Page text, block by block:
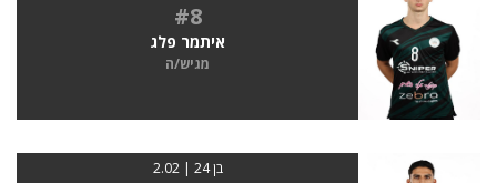
#8
איתמר פלג
מגיש/ה
בן 24 | 2.02